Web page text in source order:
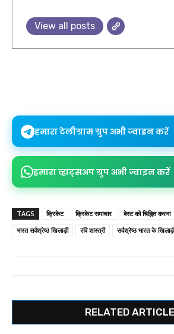
View all posts
हमारा टेलीग्राम ग्रुप अभी ज्वाइन करें
हमारा व्हाट्सअप ग्रुप अभी ज्वाइन करें
TAGS क्रिकेट क्रिकेट समाचार बेस्ट को चिह्नित करना
भारत सर्वश्रेष्ठ खिलाड़ी
रवि शास्त्री सर्वश्रेष्ठ भारत के
RELATED